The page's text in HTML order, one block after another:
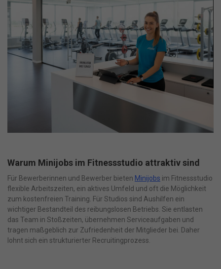
Warum Minijobs im Fitnessstudio attraktiv sind
Für Bewerberinnen und Bewerber bieten Minijobs im Fitnessstudio
flexible Arbeitszeiten, ein aktives Umfeld und oft die Möglichkeit
zum kostenfreien Training. Für Studios sind Aushilfen ein
wichtiger Bestandteil des reibungslosen Betriebs. Sie entlasten
das Team in Stoßzeiten, übernehmen Serviceaufgaben und
tragen maßgeblich zur Zufriedenheit der Mitglieder bei. Daher
lohnt sich ein strukturierter Recruitingprozess.